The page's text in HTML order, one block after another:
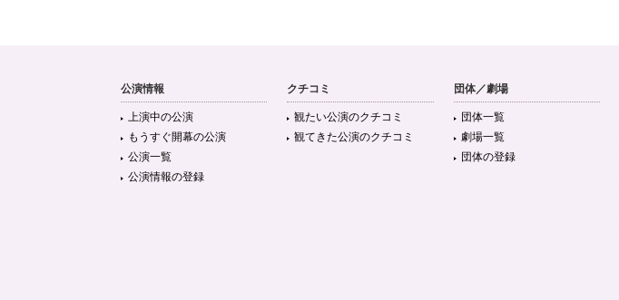
公演情報
上演中の公演
もうすぐ開幕の公演
公演一覧
公演情報の登録
クチコミ
観たい公演のクチコミ
観てきた公演のクチコミ
団体／劇場
団体一覧
劇場一覧
団体の登録